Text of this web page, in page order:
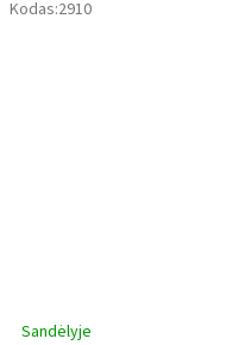
Sandėlyje
Kodas:2910